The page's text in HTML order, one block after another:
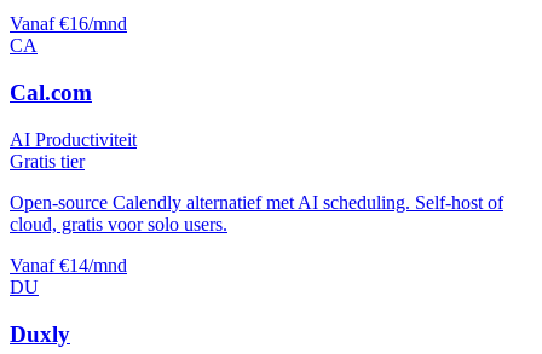
Vanaf €16/mnd
CA
Cal.com
AI Productiviteit
Gratis tier
Open-source Calendly alternatief met AI scheduling. Self-host of
cloud, gratis voor solo users.
Vanaf €14/mnd
DU
Duxly